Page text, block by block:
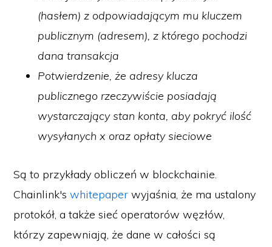
(hasłem) z odpowiadającym mu kluczem
publicznym (adresem), z którego pochodzi
dana transakcja
Potwierdzenie, że adresy klucza
publicznego rzeczywiście posiadają
wystarczający stan konta, aby pokryć ilość
wysyłanych x oraz opłaty sieciowe
Są to przykłady obliczeń w blockchainie.
Chainlink'swhitepaper wyjaśnia, że ma ustalony
protokół, a także sieć operatorów węzłów,
którzy zapewniają, że dane w całości są